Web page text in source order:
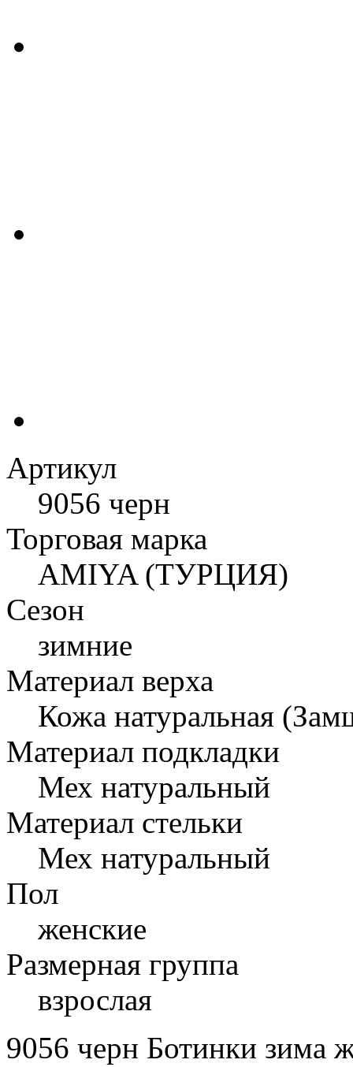
Артикул
9056 черн
Торговая марка
AMIYA (ТУРЦИЯ)
Сезон
зимние
Материал верха
Кожа натуральная
Материал подкладки
Мех натуральный
Материал стельки
Мех натуральный
Пол
женские
Размерная группа
взрослая
9056 черн Ботинки зима